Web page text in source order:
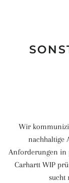
Wir
nachhaltige
Anforderungen in
Carhartt WIP
sucht